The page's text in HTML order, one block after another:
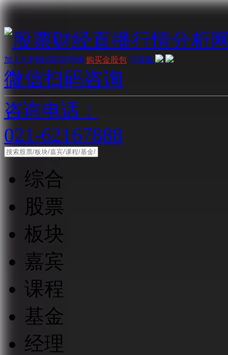
加入VIP 购买财富密钥 购买金股包 问客服
微信扫码咨询
咨询电话：
021-62167888
综合
股票
板块
嘉宾
课程
基金
经理